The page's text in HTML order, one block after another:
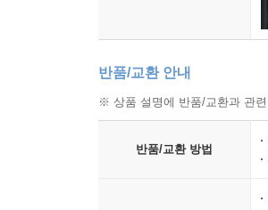
반품/교환 안내
※ 상품 설명에 반품/교환과 관
반품/교환 방법